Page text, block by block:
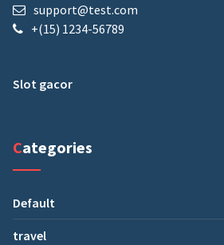
support@test.com
+(15) 1234-56789
Slot gacor
Categories
Default
travel